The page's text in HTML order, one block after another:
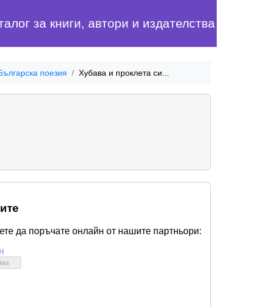
за книги, автори и издателства
поезия Хубава и проклета си...
да поръчате онлайн от нашите партньори: